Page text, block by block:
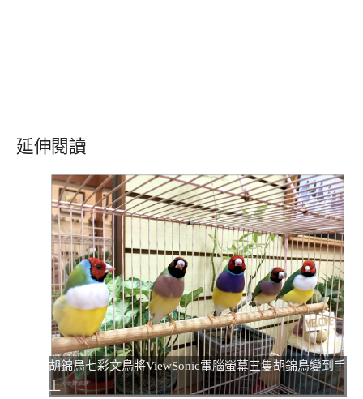
延伸閱讀
胡錦鳥七彩文鳥將ViewSonic電腦螢幕三隻胡錦鳥變到手
上